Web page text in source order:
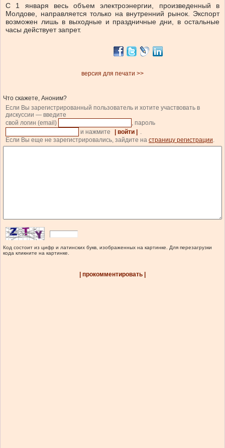
С 1 января весь объем электроэнергии, произведенный в
Молдове, направляется только на внутренний рынок. Экспорт
возможен лишь в выходные и праздничные дни, в остальные
часы действует запрет.
версия для печати >>
Что скажете, Аноним?
Если Вы зарегистрированный пользователь и хотите участвовать в
дискуссии — введите
свой логин (email)
, пароль
и нажмите
| войти |
.
Если Вы еще не зарегистрировались, зайдите на страницу регистрации.
Код состоит из цифр и латинских букв, изображенных на картинке. Для перезагрузки
кода кликните на картинке.
| прокомментировать |